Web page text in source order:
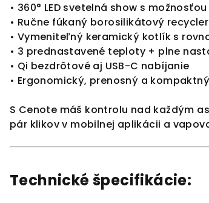
• 360° LED svetelná show s
• Ručne fúkaný borosilikátový
• Vymeniteľný keramický kotlík s
• 3 prednastavené teploty + plne
• Qi bezdrôtové aj USB-C nabíjanie
• Ergonomický, prenosný a
S Cenote máš kontrolu nad každým
pár klikov v mobilnej aplikácii a
Technické špecifikácie: